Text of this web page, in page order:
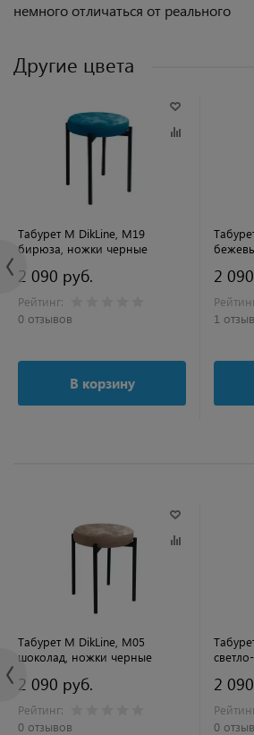
немного отличаться от реального
Другие цвета
Табурет M DikLine, M19
бирюза, ножки черные
2 090 руб.
Рейтинг:
0 отзывов
В корзину
2
1 отзыв
Табурет M DikLine, M05
шоколад, ножки черные
2 090 руб.
Рейтинг:
0 отзывов
2
0